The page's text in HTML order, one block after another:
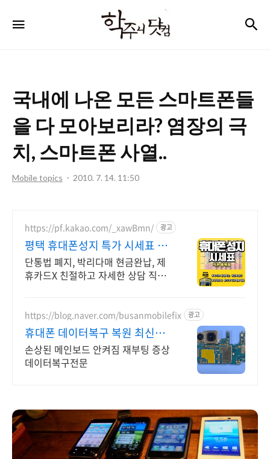
주
컴
국내에 나온 모든 스마트폰들
을 다 모아보리라? 염장의 극
치, 스마트폰 사열..
Mobile topics 2010. 7. 14. 11:50
https://pf.kakao.com/_xawBmn/ 광고
평택 휴대폰성지 특가 시세표 가
격비교 꼭 해보세요
단통법 폐지, 박리다매 현금완납, 제
휴카드X 친절하고 자세한 상담 직폰
https://blog.naver.com/busanmobilefix 광고
휴대폰 데이터복구 복원 최신장
비와 정품부품 당일수리
손상된 메인보드 안켜짐 재부팅 증상
데이터복구전문